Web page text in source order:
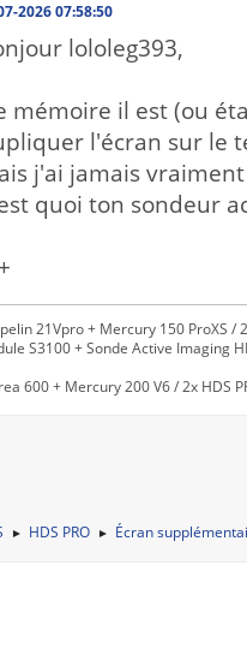
2026 07:58:50
lololeg393,
mémoire il est (ou
l'écran sur le
j'ai jamais
quoi ton sondeur
21Vpro + Mercury 150 ProXS /
S3100 + Sonde Active Imaging
600 + Mercury 200 V6 / 2x HDS
► HDS PRO ► Écran